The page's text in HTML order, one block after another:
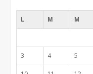
L M M
3 4 5